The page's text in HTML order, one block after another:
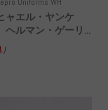
エル・ヤンケ
ルマン・ゲーリ...